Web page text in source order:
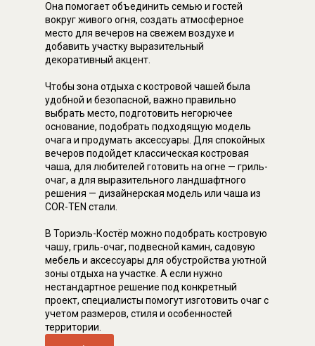
Она помогает объединить семью и гостей
вокруг живого огня, создать атмосферное
место для вечеров на свежем воздухе и
добавить участку выразительный
декоративный акцент.
Чтобы зона отдыха с костровой чашей была
удобной и безопасной, важно правильно
выбрать место, подготовить негорючее
основание, подобрать подходящую модель
очага и продумать аксессуары. Для спокойных
вечеров подойдет классическая костровая
чаша, для любителей готовить на огне — гриль-
очаг, а для выразительного ландшафтного
решения — дизайнерская модель или чаша из
COR-TEN стали.
В Ториэль-Костёр можно подобрать костровую
чашу, гриль-очаг, подвесной камин, садовую
мебель и аксессуары для обустройства уютной
зоны отдыха на участке. А если нужно
нестандартное решение под конкретный
проект, специалисты помогут изготовить очаг с
учетом размеров, стиля и особенностей
территории.